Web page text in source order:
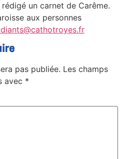
un carnet de Carême.
aux personnes
pas publiée. Les champs
avec *